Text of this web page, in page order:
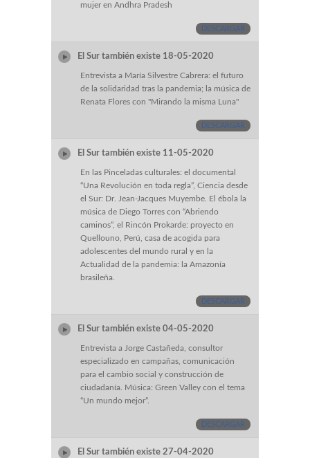
mujer en Andhra Pradesh
DESCARGAR
El Sur también existe 18-05-2020
Entrevista a María Silvestre Cabrera: el futuro
de la solidaridad tras la pandemia; la música de
Renata Flores con "Mirando la misma Luna"
DESCARGAR
El Sur también existe 11-05-2020
En las Pinceladas culturales: el documental
“Una Revolución en toda regla”, Ciencia desde
el Sur: Dr. Jean-Jacques Muyembe. El ébola la
música de Diego Torres con “Abriendo
caminos”, el Rincón Prokarde: proyecto en
Quellouno, Perú, casa de acogida para
adolescentes del mundo rural y en la
Actualidad de la pandemia: la Amazonía
brasileña.
DESCARGAR
El Sur también existe 04-05-2020
Entrevista a Jorge Castañeda, consultor
especializado en campañas, comunicación
para el cambio social y construcción de
ciudadanía. Música: Green Valley con el tema
“Un mundo mejor”.
DESCARGAR
El Sur también existe 27-04-2020